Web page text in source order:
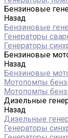
Бензиновые
Назад
Бензиновые
Генераторы
Генераторы
Бензиновые
Назад
Бензиновые
Мотопомпы
Мотопомпы
Дизельные
Назад
Дизельные
Генераторы